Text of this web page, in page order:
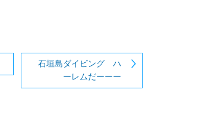
石垣島ダイビング ハ
ーレムだーーー